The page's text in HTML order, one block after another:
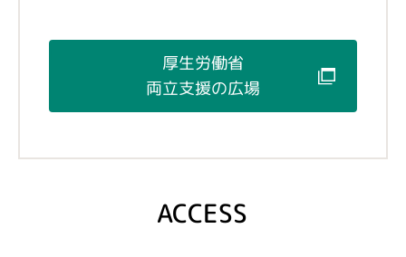
厚生労働省
両立支援の広場
ACCESS